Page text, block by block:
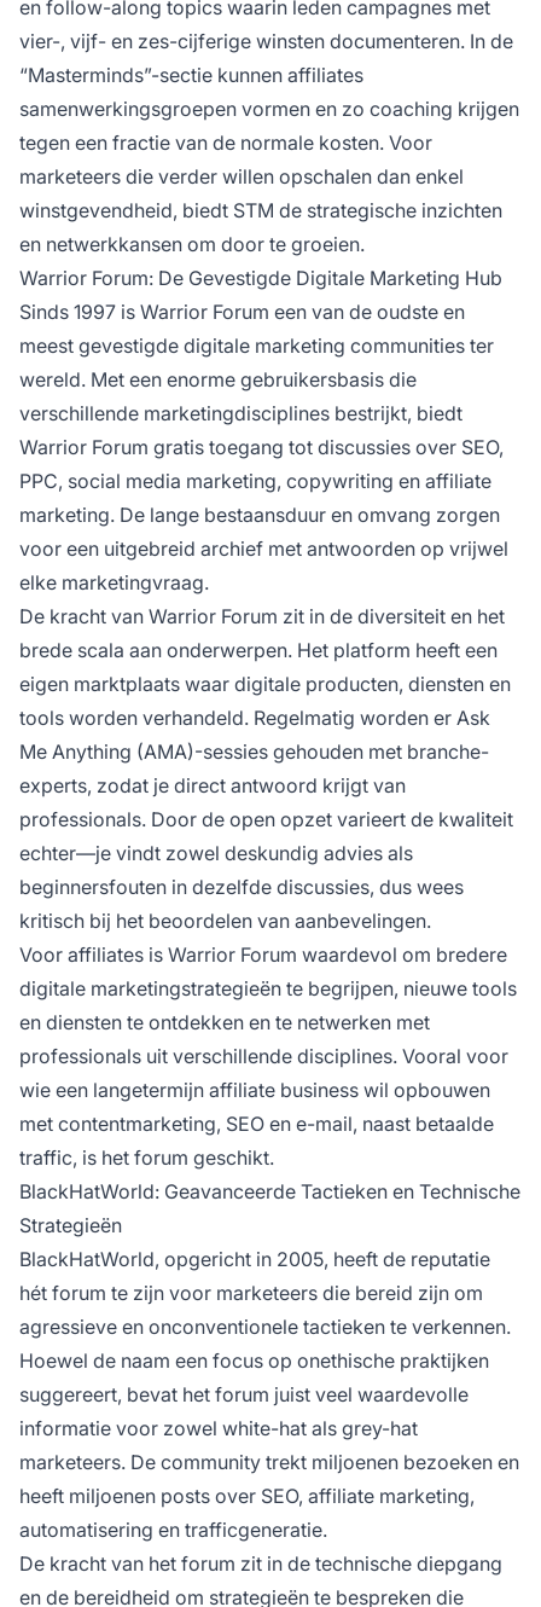
en follow-along topics waarin leden campagnes met
vier-, vijf- en zes-cijferige winsten documenteren. In de
“Masterminds”-sectie kunnen affiliates
samenwerkingsgroepen vormen en zo coaching krijgen
tegen een fractie van de normale kosten. Voor
marketeers die verder willen opschalen dan enkel
winstgevendheid, biedt STM de strategische inzichten
en netwerkkansen om door te groeien.
Warrior Forum: De Gevestigde Digitale Marketing Hub
Sinds 1997 is Warrior Forum een van de oudste en
meest gevestigde digitale marketing communities ter
wereld. Met een enorme gebruikersbasis die
verschillende marketingdisciplines bestrijkt, biedt
Warrior Forum gratis toegang tot discussies over SEO,
PPC, social media marketing, copywriting en affiliate
marketing. De lange bestaansduur en omvang zorgen
voor een uitgebreid archief met antwoorden op vrijwel
elke marketingvraag.
De kracht van Warrior Forum zit in de diversiteit en het
brede scala aan onderwerpen. Het platform heeft een
eigen marktplaats waar digitale producten, diensten en
tools worden verhandeld. Regelmatig worden er Ask
Me Anything (AMA)-sessies gehouden met branche-
experts, zodat je direct antwoord krijgt van
professionals. Door de open opzet varieert de kwaliteit
echter—je vindt zowel deskundig advies als
beginnersfouten in dezelfde discussies, dus wees
kritisch bij het beoordelen van aanbevelingen.
Voor affiliates is Warrior Forum waardevol om bredere
digitale marketingstrategieën te begrijpen, nieuwe tools
en diensten te ontdekken en te netwerken met
professionals uit verschillende disciplines. Vooral voor
wie een langetermijn affiliate business wil opbouwen
met contentmarketing, SEO en e-mail, naast betaalde
traffic, is het forum geschikt.
BlackHatWorld: Geavanceerde Tactieken en Technische
Strategieën
BlackHatWorld, opgericht in 2005, heeft de reputatie
hét forum te zijn voor marketeers die bereid zijn om
agressieve en onconventionele tactieken te verkennen.
Hoewel de naam een focus op onethische praktijken
suggereert, bevat het forum juist veel waardevolle
informatie voor zowel white-hat als grey-hat
marketeers. De community trekt miljoenen bezoeken en
heeft miljoenen posts over SEO, affiliate marketing,
automatisering en trafficgeneratie.
De kracht van het forum zit in de technische diepgang
en de bereidheid om strategieën te bespreken die